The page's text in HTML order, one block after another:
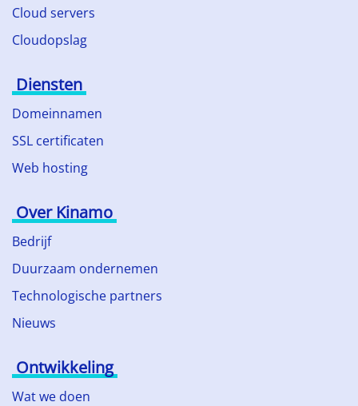
Cloud servers
Cloudopslag
Diensten
Domeinnamen
SSL certificaten
Web hosting
Over Kinamo
Bedrijf
Duurzaam ondernemen
Technologische partners
Nieuws
Ontwikkeling
Wat we doen